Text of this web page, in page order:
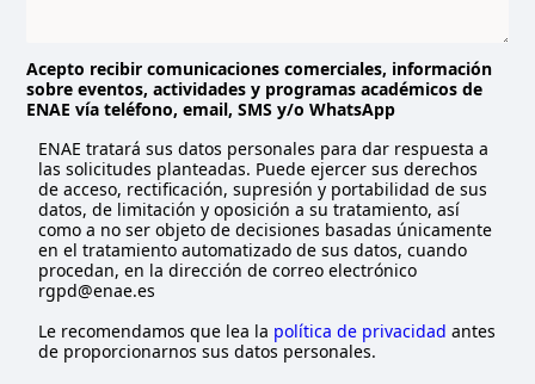
t
e
d
Acepto recibir comunicaciones comerciales, información
sobre eventos, actividades y programas académicos de
ENAE vía teléfono, email, SMS y/o WhatsApp
ENAE tratará sus datos personales para dar respuesta a
las solicitudes planteadas. Puede ejercer sus derechos
de acceso, rectificación, supresión y portabilidad de sus
datos, de limitación y oposición a su tratamiento, así
como a no ser objeto de decisiones basadas únicamente
en el tratamiento automatizado de sus datos, cuando
procedan, en la dirección de correo electrónico
rgpd@enae.es
Le recomendamos que lea la política de privacidad antes
de proporcionarnos sus datos personales.